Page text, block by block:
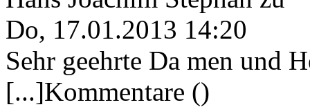
Do, 17.01.2013 14:20
Sehr geehrte Da men und
[...]Kommentare ()